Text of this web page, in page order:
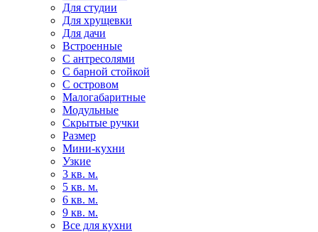
Для студии
Для хрущевки
Для дачи
Встроенные
С антресолями
С барной стойкой
С островом
Малогабаритные
Модульные
Скрытые ручки
Размер
Мини-кухни
Узкие
3 кв. м.
5 кв. м.
6 кв. м.
9 кв. м.
Все для кухни